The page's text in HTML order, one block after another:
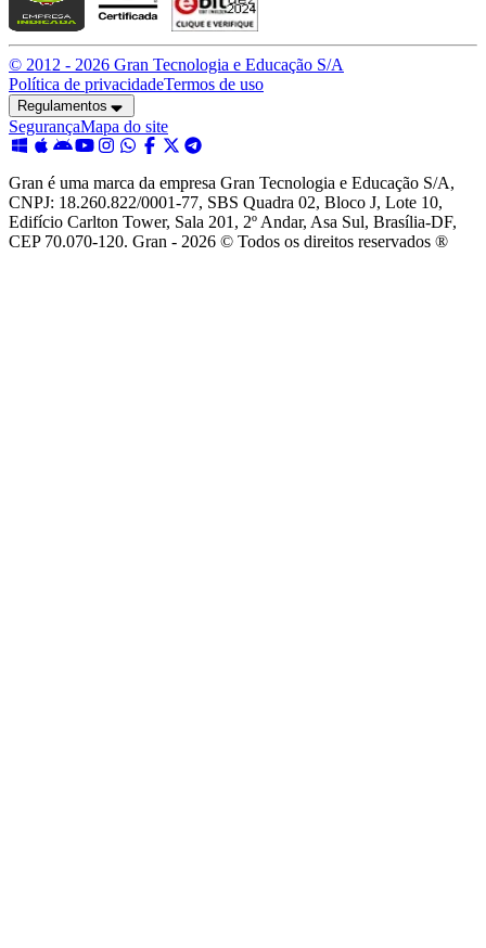
© 2012 - 2026 Gran Tecnologia e Educação S/A
Política de privacidadeTermos de uso
Regulamentos
SegurançaMapa do site
Gran é uma marca da empresa Gran Tecnologia e Educação S/A,
CNPJ: 18.260.822/0001-77, SBS Quadra 02, Bloco J, Lote 10,
Edifício Carlton Tower, Sala 201, 2º Andar, Asa Sul, Brasília-DF,
CEP 70.070-120. Gran - 2026 © Todos os direitos reservados ®